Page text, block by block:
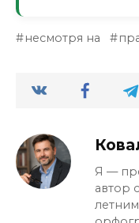
деловой речи
несмотря на
Я —
автор